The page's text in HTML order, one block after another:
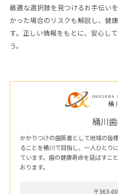
最適な選択肢を見つけるお手伝い
かった場合のリスクも解説し、健
す。正しい情報をもとに、安心し
う。
桶川
かかりつけの歯医者として地域の皆
ることを桶川で目指し、一人ひとり
ています。歯の健康寿命を延ばすこ
おります。
〒363-